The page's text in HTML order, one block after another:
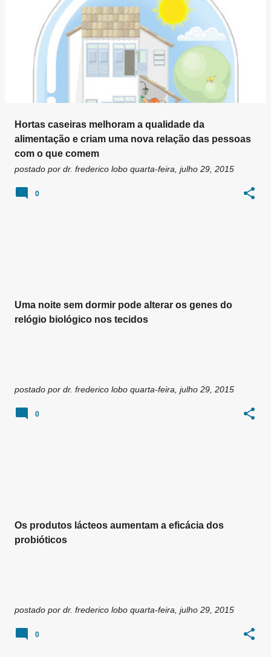
Hortas caseiras melhoram a qualidade da
alimentação e criam uma nova relação das pessoas
com o que comem
postado por dr. frederico lobo quarta-feira, julho 29, 2015
0
Uma noite sem dormir pode alterar os genes do
relógio biológico nos tecidos
postado por dr. frederico lobo quarta-feira, julho 29, 2015
0
Os produtos lácteos aumentam a eficácia dos
probióticos
postado por dr. frederico lobo quarta-feira, julho 29, 2015
0